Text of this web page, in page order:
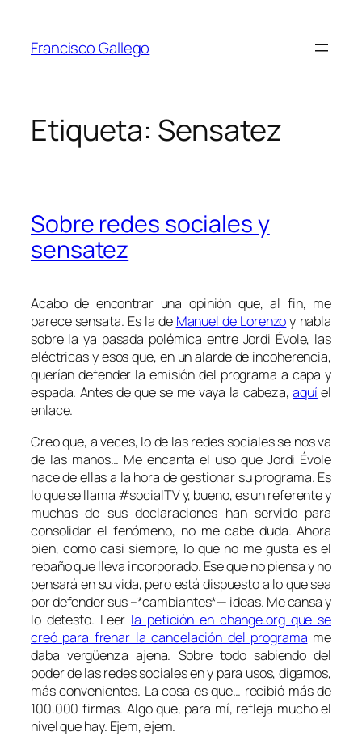
contenido
Francisco Gallego
Etiqueta: Sensatez
Sobre redes sociales y
sensatez
Acabo de encontrar una opinión que, al fin, me
parece sensata. Es la de Manuel de Lorenzoy habla
sobre la ya pasada polémica entre Jordi Évole, las
eléctricasy esos que, en un alarde de incoherencia,
querían defender la emisión del programa a capa y
espada. Antes de que se me vaya la cabeza,aquí el
enlace.
Creo que, a veces, lo de las redes sociales se nos va
de las manos… Me encanta el uso que Jordi Évole
hace de ellas a la hora de gestionar su programa. Es
lo que se llama #socialTV y, bueno, es un referente y
muchas de sus declaraciones han servido para
consolidar el fenómeno, no me cabe duda. Ahora
bien, como casi siempre, lo que no me gusta es el
rebaño que lleva incorporado. Ese que no piensa y no
pensará en su vida, pero está dispuesto a lo que sea
por defender sus –*cambiantes*— ideas. Me cansa y
lo detesto. Leer la petición en change.org que se
creó para frenar la cancelación del programa me
daba vergüenza ajena. Sobre todo sabiendo del
poder de las redes sociales en y para usos, digamos,
másconvenientes. La cosa es que… recibió más de
100.000 firmas. Algo que, para mí, refleja mucho el
nivel que hay. Ejem, ejem.